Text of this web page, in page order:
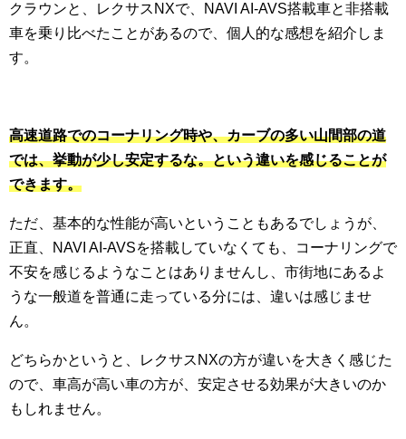
クラウンと、レクサスNXで、NAVI AI-AVS搭載車と非搭載
車を乗り比べたことがあるので、個人的な感想を紹介しま
す。
高速道路でのコーナリング時や、カーブの多い山間部の道
では、挙動が少し安定するな。という違いを感じることが
できます。
ただ、基本的な性能が高いということもあるでしょうが、
正直、NAVI AI-AVSを搭載していなくても、コーナリングで
不安を感じるようなことはありませんし、市街地にあるよ
うな一般道を普通に走っている分には、違いは感じませ
ん。
どちらかというと、レクサスNXの方が違いを大きく感じた
ので、車高が高い車の方が、安定させる効果が大きいのか
もしれません。